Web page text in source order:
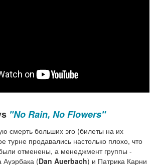
"No Rain, No Flowers"
смерть больших эго (билеты на их
турне продавались настолько плохо, что
отменены, а менеджмент группы -
Ауэрбака (Dan Auerbach) и Патрика Карни